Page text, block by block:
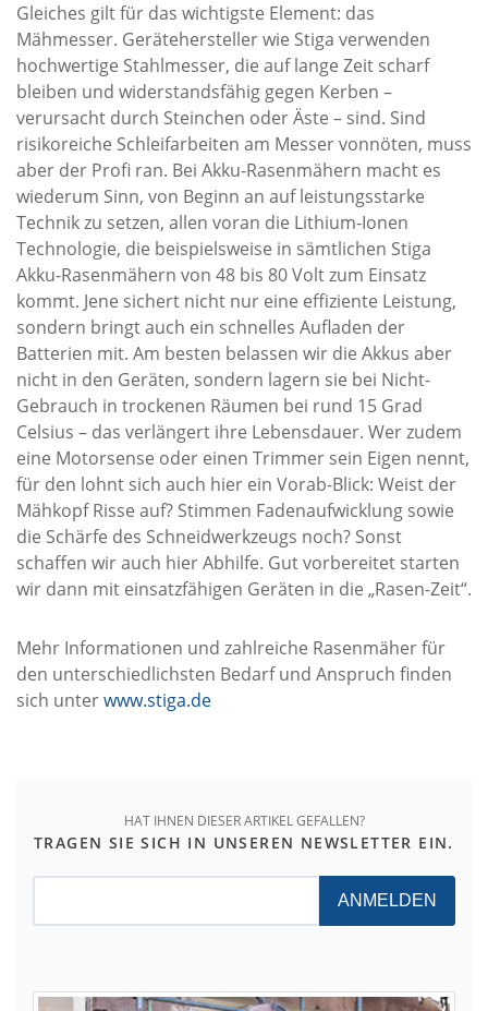
Gleiches gilt für das wichtigste Element: das
Mähmesser. Gerätehersteller wie Stiga verwenden
hochwertige Stahlmesser, die auf lange Zeit scharf
bleiben und widerstandsfähig gegen Kerben –
verursacht durch Steinchen oder Äste – sind. Sind
risikoreiche Schleifarbeiten am Messer vonnöten, muss
aber der Profi ran. Bei Akku-Rasenmähern macht es
wiederum Sinn, von Beginn an auf leistungsstarke
Technik zu setzen, allen voran die Lithium-Ionen
Technologie, die beispielsweise in sämtlichen Stiga
Akku-Rasenmähern von 48 bis 80 Volt zum Einsatz
kommt. Jene sichert nicht nur eine effiziente Leistung,
sondern bringt auch ein schnelles Aufladen der
Batterien mit. Am besten belassen wir die Akkus aber
nicht in den Geräten, sondern lagern sie bei Nicht-
Gebrauch in trockenen Räumen bei rund 15 Grad
Celsius – das verlängert ihre Lebensdauer. Wer zudem
eine Motorsense oder einen Trimmer sein Eigen nennt,
für den lohnt sich auch hier ein Vorab-Blick: Weist der
Mähkopf Risse auf? Stimmen Fadenaufwicklung sowie
die Schärfe des Schneidwerkzeugs noch? Sonst
schaffen wir auch hier Abhilfe. Gut vorbereitet starten
wir dann mit einsatzfähigen Geräten in die „Rasen-Zeit“.
Mehr Informationen und zahlreiche Rasenmäher für
den unterschiedlichsten Bedarf und Anspruch finden
sich unterwww.stiga.de
HAT IHNEN DIESER ARTIKEL GEFALLEN?
TRAGEN SIE SICH IN UNSEREN NEWSLETTER EIN.
ANMELDEN